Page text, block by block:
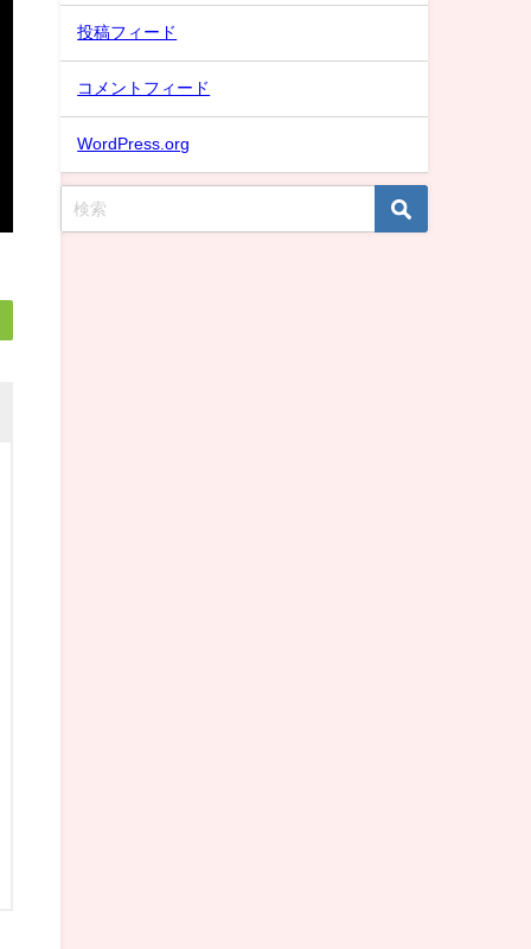
投稿フィード
コメントフィード
WordPress.org